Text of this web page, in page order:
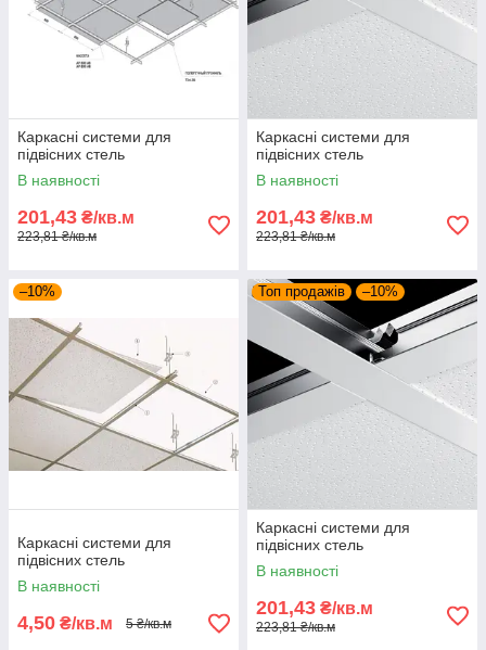
Каркасні системи для
підвісних стель
В наявності
201,43 ₴/кв.м
223,81 ₴/кв.м
Каркасні системи для
підвісних стель
В наявності
201,43 ₴/кв.м
223,81 ₴/кв.м
–10%
Каркасні системи для
підвісних стель
В наявності
4,50 ₴/кв.м 5 ₴/кв.м
Топ продажів –10%
Каркасні системи для
підвісних стель
В наявності
201,43 ₴/кв.м
223,81 ₴/кв.м